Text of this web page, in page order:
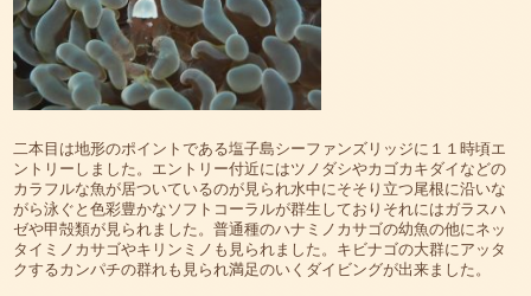
二本目は地形のポイントである塩子島シーファンズリッジに１１時頃エ
ントリーしました。エントリー付近にはツノダシやカゴカキダイなどの
カラフルな魚が居ついているのが見られ水中にそそり立つ尾根に沿いな
がら泳ぐと色彩豊かなソフトコーラルが群生しておりそれにはガラスハ
ゼや甲殻類が見られました。普通種のハナミノカサゴの幼魚の他にネッ
タイミノカサゴやキリンミノも見られました。キビナゴの大群にアッタ
クするカンパチの群れも見られ満足のいくダイビングが出来ました。